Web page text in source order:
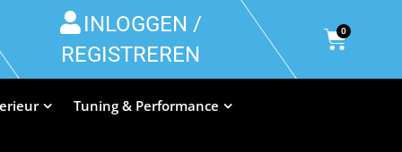
INLOGGEN /
REGISTREREN
0
Tuning & Performance